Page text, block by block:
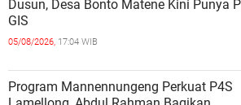
Dusun, Desa Bonto Matene Kini Punya
GIS
05/08/2026, 17:04 WIB
Program Mannennungeng Perkuat P4S